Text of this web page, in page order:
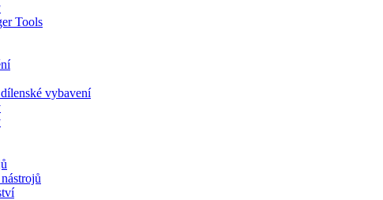
Tools
vybavení